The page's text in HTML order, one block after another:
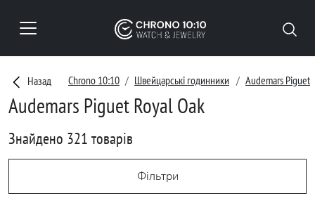
Назад Chrono 10:10 Швейцарські годинники Audemars Piguet
Audemars Piguet Royal Oak
Знайдено 321 товарів
Фільтри